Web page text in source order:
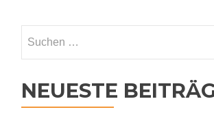
nach:
NEUESTE